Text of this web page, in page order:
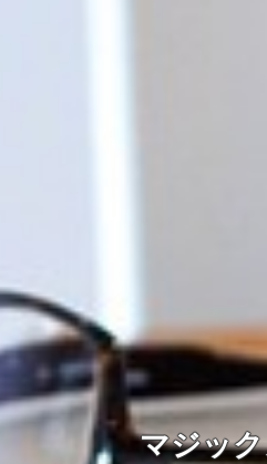
マジッ